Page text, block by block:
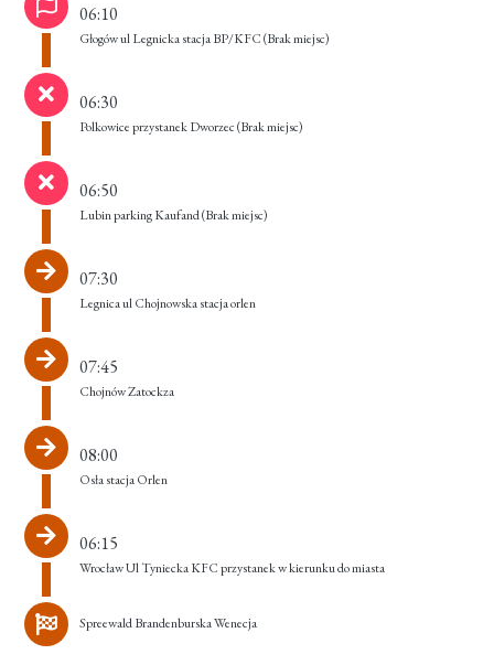
06:10
Głogów ul Legnicka stacja BP/KFC (Brak miejsc)
06:30
Polkowice przystanek Dworzec (Brak miejsc)
06:50
Lubin parking Kaufand(Brak miejsc)
07:30
Legnica ul Chojnowska stacja orlen
07:45
Chojnów Zatockza
08:00
Osła stacja Orlen
06:15
Wrocław Ul Tyniecka KFC przystanek w kierunku do miasta
Spreewald Brandenburska Wenecja